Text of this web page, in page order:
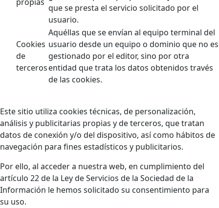
que se presta el servicio solicitado por el
usuario.
Cookies
de
terceros
Aquéllas que se envían al equipo terminal del
usuario desde un equipo o dominio que no es
gestionado por el editor, sino por otra
entidad que trata los datos obtenidos través
de las cookies.
Este sitio utiliza cookies técnicas, de personalización,
análisis y publicitarias propias y de terceros, que tratan
datos de conexión y/o del dispositivo, así como hábitos de
navegación para fines estadísticos y publicitarios.
Por ello, al acceder a nuestra web, en cumplimiento del
artículo 22 de la Ley de Servicios de la Sociedad de la
Información le hemos solicitado su consentimiento para
su uso.